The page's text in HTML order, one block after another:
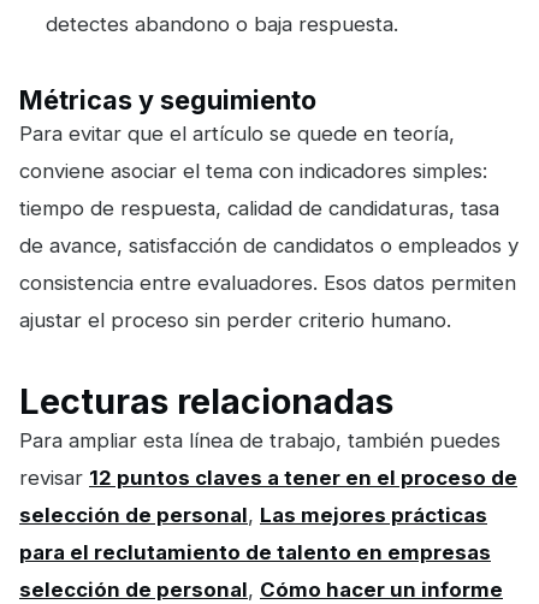
detectes abandono o baja respuesta.
Métricas y seguimiento
Para evitar que el artículo se quede en teoría,
conviene asociar el tema con indicadores simples:
tiempo de respuesta, calidad de candidaturas, tasa
de avance, satisfacción de candidatos o empleados y
consistencia entre evaluadores. Esos datos permiten
ajustar el proceso sin perder criterio humano.
Lecturas relacionadas
Para ampliar esta línea de trabajo, también puedes
revisar 12 puntos claves a tener en el proceso de
selección de personal, Las mejores prácticas
para el reclutamiento de talento en empresas
selección de personal, Cómo hacer un informe